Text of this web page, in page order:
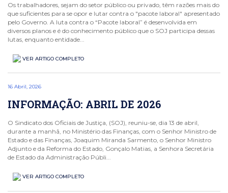
Os trabalhadores, sejam do setor público ou privado, têm razões mais do
que suficientes para se opor e lutar contra o "pacote laboral" apresentado
pelo Governo. A luta contra o “Pacote laboral” é desenvolvida em
diversos planos e é do conhecimento público que o SOJ participa dessas
lutas, enquanto entidade...
VER ARTIGO COMPLETO
16 Abril, 2026
INFORMAÇÃO: ABRIL DE 2026
O Sindicato dos Oficiais de Justiça, (SOJ), reuniu-se, dia 13 de abril,
durante a manhã, no Ministério das Finanças, com o Senhor Ministro de
Estado e das Finanças, Joaquim Miranda Sarmento, o Senhor Ministro
Adjunto e da Reforma do Estado, Gonçalo Matias, a Senhora Secretária
de Estado da Administração Públi...
VER ARTIGO COMPLETO